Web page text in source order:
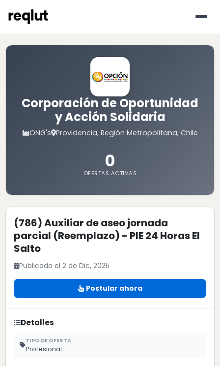
Corporación de Oportunidad
y Acción Solidaria
ONG's Providencia, Región Metropolitana, Chile
0
OFERTAS ACTIVAS
(786) Auxiliar de aseo jornada
parcial (Reemplazo) - PIE 24 Horas El
Salto
Publicado el 2 de Dic, 2025
Postular ahora
Detalles
TIPO DE OFERTA
Profesional